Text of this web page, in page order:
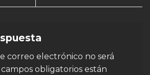
correo electrónico no será
campos obligatorios están